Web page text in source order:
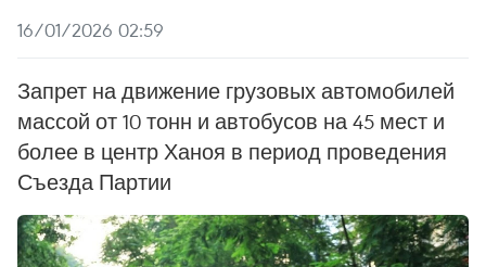
16/01/2026 02:59
Запрет на движение грузовых автомобилей
массой от 10 тонн и автобусов на 45 мест и
более в центр Ханоя в период проведения
Съезда Партии